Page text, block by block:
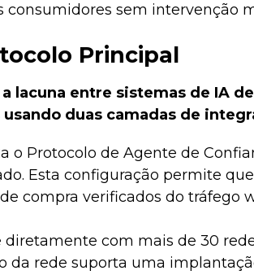
sem intervenção
Principal
lacuna entre sistemas de IA
duas camadas de
o Protocolo de Agente de
Esta configuração permite
compra verificados do tráfego
diretamente com mais de 30
da rede suporta uma